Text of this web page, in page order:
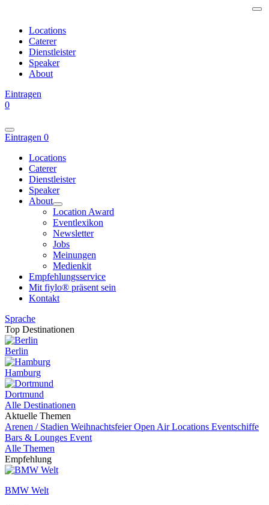
Locations
Caterer
Dienstleister
Speaker
About
Eintragen
0
Eintragen 0
Locations
Caterer
Dienstleister
Speaker
About
Location Award
Eventlexikon
Newsletter
Jobs
Meinungen
Medienkit
Empfehlungsservice
Mit fiylo® präsent sein
Kontakt
Sprache
Top Destinationen
Berlin
Hamburg
Dortmund
Alle Destinationen
Aktuelle Themen
Arenen / Stadien WeihnachtsfeierOpen Air Locations Eventschiffe
Bars & Lounges Event
Alle Themen
Empfehlung
BMW Welt